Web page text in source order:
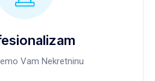
Vam Nekretninu